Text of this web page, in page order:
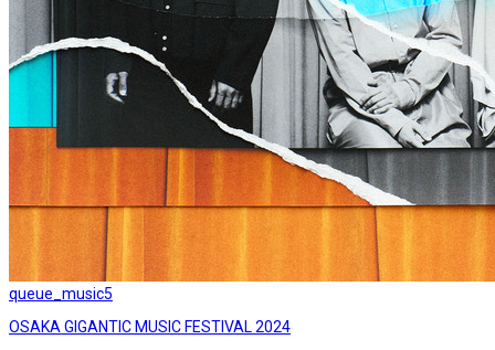
queue_music5
OSAKA GIGANTIC MUSIC FESTIVAL 2024